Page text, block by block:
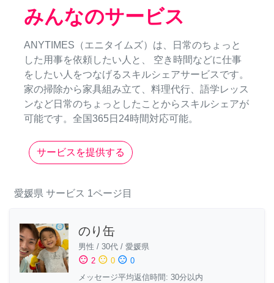
みんなのサービス
ANYTIMES（エニタイムズ）は、日常のちょっと
した用事を依頼したい人と、 空き時間などに仕事
をしたい人をつなげるスキルシェアサービスです。
家の掃除から家具組み立て、料理代行、語学レッス
ンなど日常のちょっとしたことからスキルシェアが
可能です。全国365日24時間対応可能。
サービスを提供する
愛媛県 サービス 1ページ目
のり缶
男性 / 30代 / 愛媛県
sentiment_satisfied 2 sentiment_neutral 0 sentiment_dissatisfied 0
メッセージ平均返信時間: 30分以内